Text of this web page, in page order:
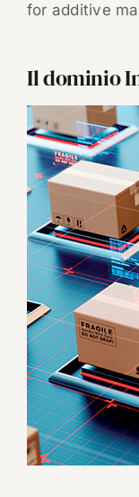
for additive
Il dominio